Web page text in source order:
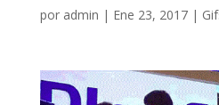
por admin | Ene 23, 2017|